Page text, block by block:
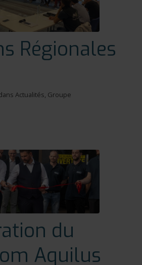
Régionales
Actualités, Groupe
du
Aquilus